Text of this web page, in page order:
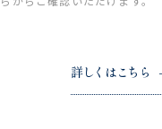
詳しくはこちら